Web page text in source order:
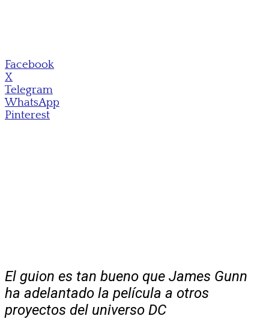
Facebook
X
Telegram
WhatsApp
Pinterest
El guion es tan bueno que James Gunn
ha adelantado la película a otros
proyectos del universo DC